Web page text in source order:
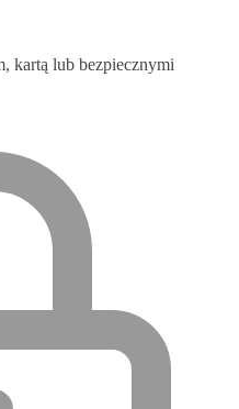
kartą lub bezpiecznymi